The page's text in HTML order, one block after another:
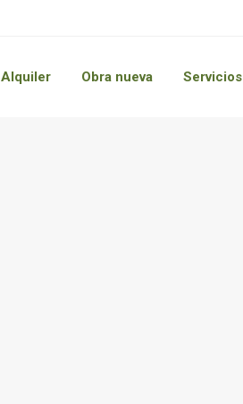
Alquiler Obra nueva Servicios